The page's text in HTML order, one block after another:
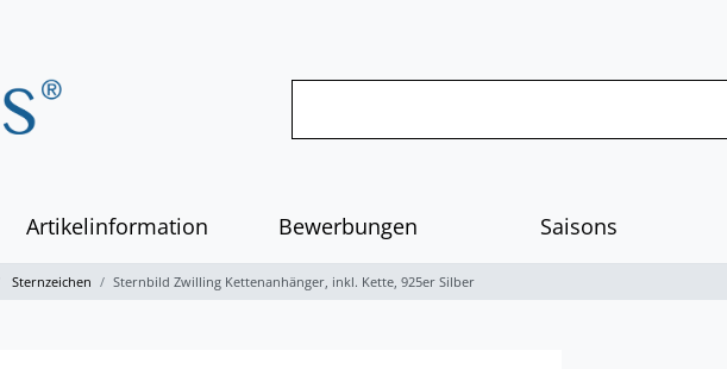
Artikelinformation Bewerbungen Saisons
Sternzeichen Sternbild Zwilling Kettenanhänger, inkl. Kette, 925er Silber